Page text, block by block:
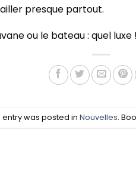
presque partout.
ou le bateau : quel luxe !
entry was posted in Nouvelles.